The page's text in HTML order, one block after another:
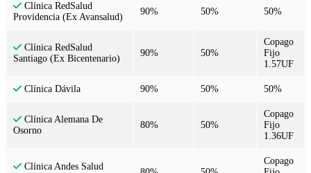
Clínica RedSalud
Providencia (Ex Avansalud)
90% 50% 50%
Clínica RedSalud
Santiago (Ex Bicentenario)
90% 50%
Copago
Fijo
1.57UF
Clínica Dávila 90% 50% 50%
Clínica Alemana De
Osorno
80% 50%
Copago
Fijo
1.36UF
Clínica Andes Salud
Copago